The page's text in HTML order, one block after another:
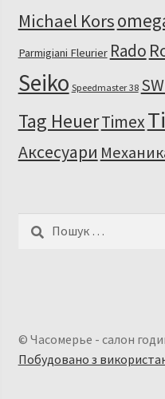
Michael Kors
Parmigiani Fleurier Rado
Seiko Speedmaster 38
Tag HeuerTimex
Аксесуари
Пошук:
© Часомерье - салон
Побудовано з